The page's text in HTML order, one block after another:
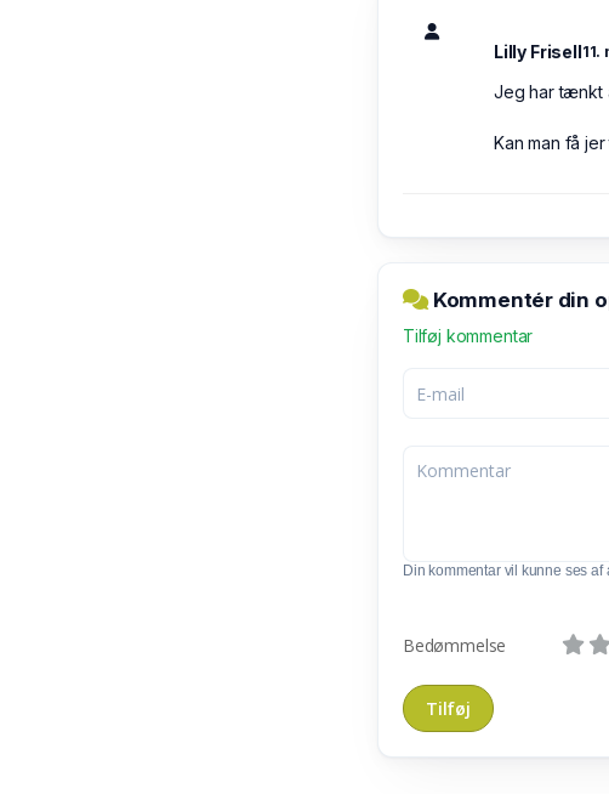
Lilly Frisell11.
Jeg har tænkt
Kan man få
Kommentér din
Tilføj kommentar
Din kommentar vil kunne ses af
Bedømmelse